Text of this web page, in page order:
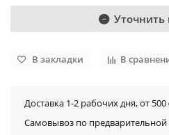
Уточнить
В закладки В
Доставка 1-2 рабочих дня, от 500
Самовывоз по предварительной